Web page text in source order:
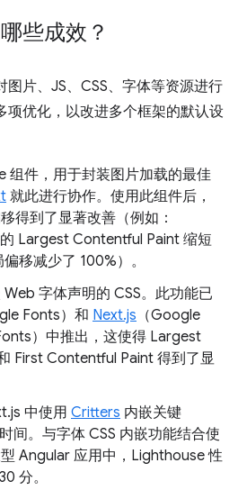
些成效？
片、JS、CSS、字体等资源进行
项优化，以改进多个框架的默认设
组件，用于封装图片加载的最佳
就此进行协作。使用此组件后，
得到了显著改善（例如：
Largest Contentful Paint 缩短
移减少了 100%）。
字体声明的 CSS。此功能已
Fonts）和 Next.js （Google
）中推出，这使得 Largest
First Contentful Paint 得到了显
中使用 Critters 内嵌关键
间。与字体 CSS 内嵌功能结合使
Angular 应用中，Lighthouse 性
分。